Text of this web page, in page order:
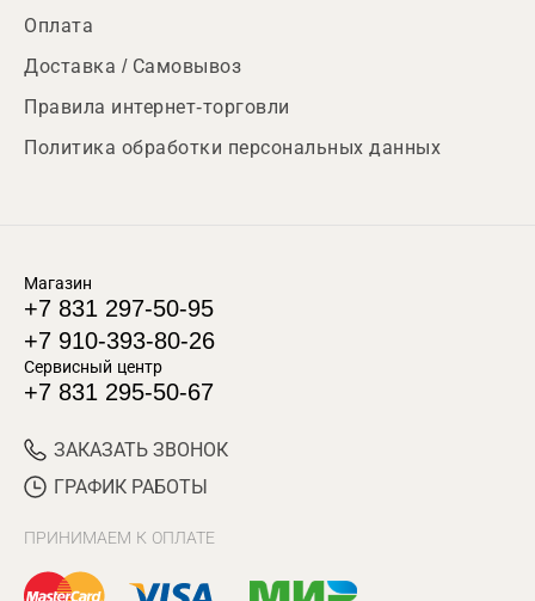
Оплата
Доставка / Самовывоз
Правила интернет-торговли
Политика обработки персональных данных
Магазин
+7 831 297-50-95
+7 910-393-80-26
Сервисный центр
+7 831 295-50-67
ЗАКАЗАТЬ ЗВОНОК
ГРАФИК РАБОТЫ
ПРИНИМАЕМ К ОПЛАТЕ